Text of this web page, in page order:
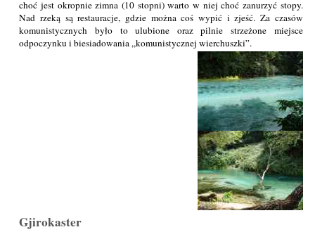
choć jest okropnie zimna (10 stopni) warto w niej choć zanurzyć stopy.
Nad rzeką są restauracje, gdzie można coś wypić i zjeść. Za czasów
komunistycznych było to ulubione oraz pilnie strzeżone miejsce
odpoczynku i biesiadowania „komunistycznej wierchuszki”.
Gjirokaster